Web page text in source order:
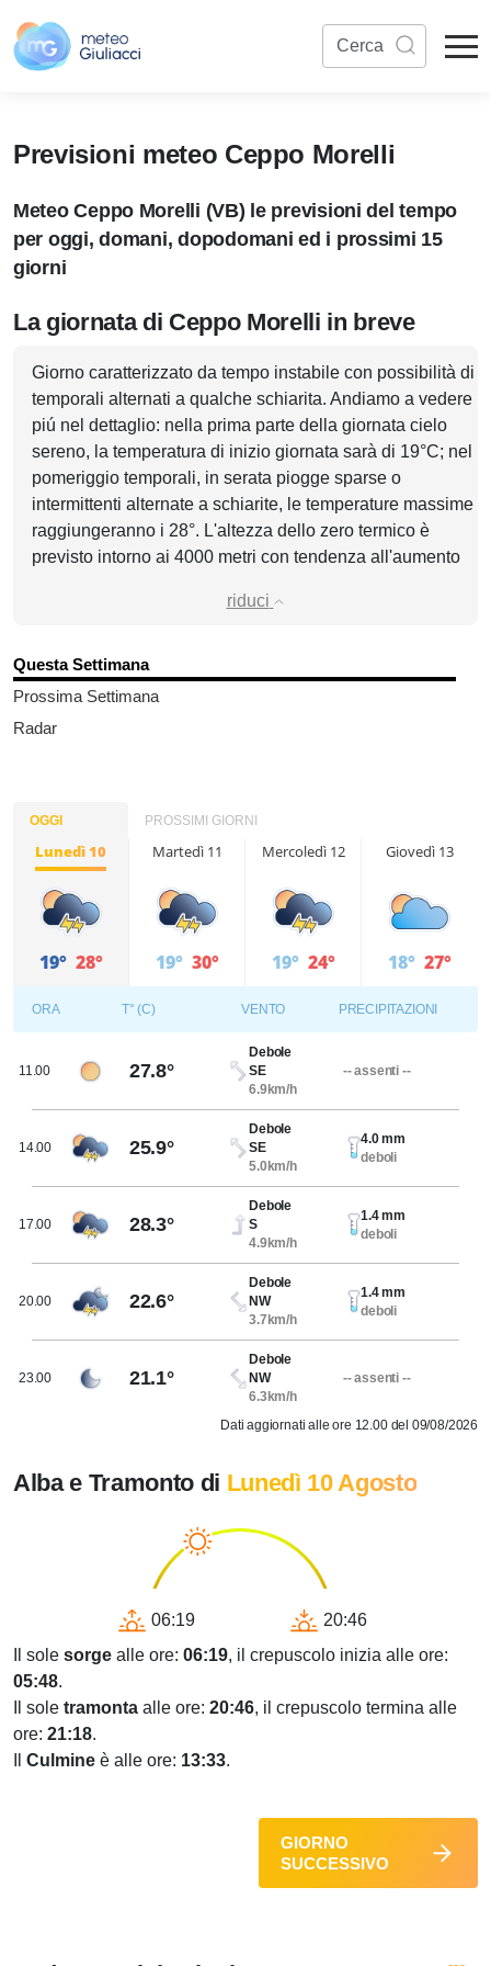
Previsioni meteo Ceppo Morelli
Meteo Ceppo Morelli (VB) le previsioni del tempo
per oggi, domani, dopodomani ed i prossimi 15
giorni
La giornata di Ceppo Morelli in breve
Giorno caratterizzato da tempo instabile con possibilità di
temporali alternati a qualche schiarita. Andiamo a vedere
piú nel dettaglio: nella prima parte della giornata cielo
sereno, la temperatura di inizio giornata sarà di 19°C; nel
pomeriggio temporali, in serata piogge sparse o
intermittenti alternate a schiarite, le temperature massime
raggiungeranno i 28°. L'altezza dello zero termico è
previsto intorno ai 4000 metri con tendenza all'aumento
riduci
Questa Settimana
Prossima Settimana
Radar
OGGI PROSSIMI GIORNI
Lunedì 10
19° 28°
Martedì 11
19° 30°
Mercoledì 12
19° 24°
Giovedì 13
18° 27°
ORA T° (C) VENTO PRECIPITAZIONI
11.00 27.8°
Debole
SE
6.9km/h
-- assenti --
14.00 25.9°
Debole
SE
5.0km/h
4.0 mm
deboli
17.00 28.3°
Debole
S
4.9km/h
1.4 mm
deboli
20.00 22.6°
Debole
NW
3.7km/h
1.4 mm
deboli
23.00 21.1°
Debole
NW
6.3km/h
-- assenti --
Dati aggiornati alle ore 12.00 del 09/08/2026
Alba e Tramonto di Lunedì 10 Agosto
06:19
20:46
Il sole sorge alle ore: 06:19, il crepuscolo inizia alle ore:
05:48.
Il sole tramonta alle ore: 20:46, il crepuscolo termina alle
ore: 21:18.
Culmine è alle ore: 13:33.
GIORNO
SUCCESSIVO